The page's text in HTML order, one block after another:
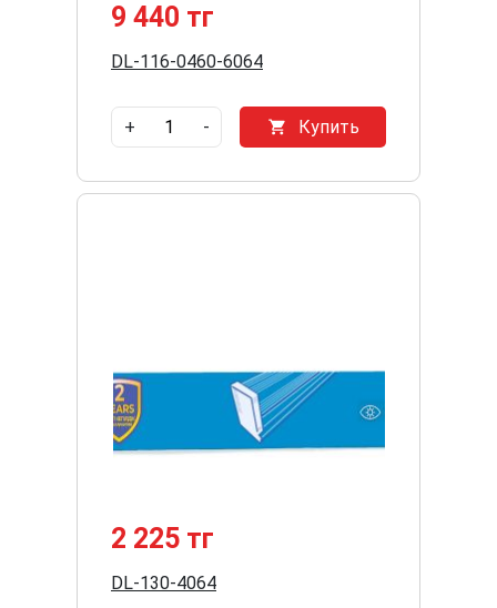
9 440 тг
DL-116-0460-6064
+ - Купить
2 225 тг
DL-130-4064